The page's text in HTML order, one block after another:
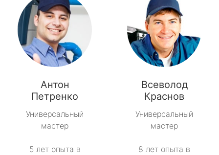
Антон
Петренко
Универсальный
мастер
5 лет опыта в
Всеволод
Краснов
Универсальный
мастер
8 лет опыта в